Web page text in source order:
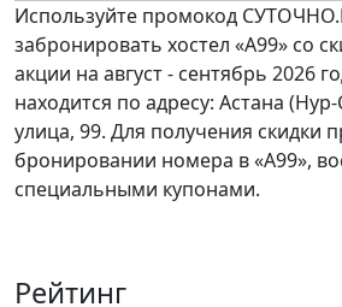
Используйте промокод
забронировать хостел «А99» со
акции на август - сентябрь 2026
находится по адресу: Астана
улица, 99. Для получения скидки
бронировании номера в «А99»,
специальными купонами.
Рейтинг